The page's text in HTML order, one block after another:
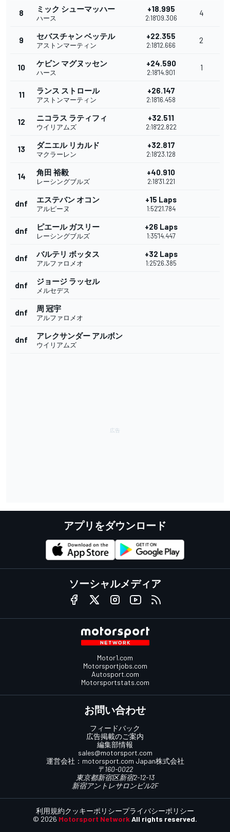
8 ミック シューマッハー
ハース
+18.995
2:18'09.306
4
9 セバスチャン ベッテル
アストンマーティン
+22.355
2:18'12.666
2
10 ケビン マグヌッセン
ハース
+24.590
2:18'14.901
1
11 ランス ストロール
アストンマーティン
+26.147
2:18'16.458
12 ニコラス ラティフィ
ウイリアムズ
+32.511
2:18'22.822
13 ダニエル リカルド
マクラーレン
+32.817
2:18'23.128
14 角田 裕毅
レーシングブルズ
+40.910
2:18'31.221
dnf エステバン オコン
アルピーヌ
+15 Laps
1:52'21.784
dnf ピエール ガスリー
レーシングブルズ
+26 Laps
1:35'14.447
dnf バルテリ ボッタス
アルファロメオ
+32 Laps
1:25'26.385
dnf ジョージ ラッセル
メルセデス
dnf 周 冠宇
アルファロメオ
dnf アレクサンダー アルボン
ウイリアムズ
アプリをダウンロード
ソーシャルメディア
Motor1.com
Motorsportjobs.com
Autosport.com
Motorsportstats.com
お問い合わせ
フィードバック
広告掲載のご案内
編集部情報
sales@motorsport.com
運営会社： motorsport.com Japan株式会社
〒160-0022
東京都新宿区新宿2-12-13
新宿アントレサロンビル2F
© 2026 Motorsport Network All rights reserved.
利用規約クッキーポリシープライバシーポリシー